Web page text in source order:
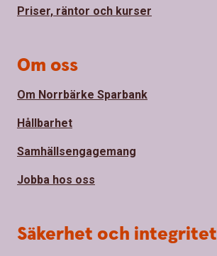
Priser, räntor och kurser
Om oss
Om Norrbärke Sparbank
Hållbarhet
Samhällsengagemang
Jobba hos oss
Säkerhet och integritet